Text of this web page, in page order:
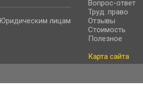
Юридическим лицам
Вопрос-ответ
Труд. право
Отзывы
Стоимость
Полезное
Карта сайта